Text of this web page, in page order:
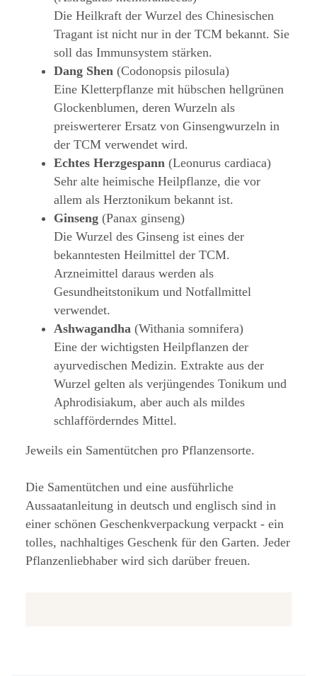
Die Heilkraft der Wurzel des Chinesischen
Tragant ist nicht nur in der TCM bekannt. Sie
soll das Immunsystem stärken.
Dang Shen (Codonopsis pilosula)
Eine Kletterpflanze mit hübschen hellgrünen
Glockenblumen, deren Wurzeln als
preiswerterer Ersatz von Ginsengwurzeln in
der TCM verwendet wird.
Echtes Herzgespann (Leonurus cardiaca)
Sehr alte heimische Heilpflanze, die vor
allem als Herztonikum bekannt ist.
Ginseng (Panax ginseng)
Die Wurzel des Ginseng ist eines der
bekanntesten Heilmittel der TCM.
Arzneimittel daraus werden als
Gesundheitstonikum und Notfallmittel
verwendet.
Ashwagandha (Withania somnifera)
Eine der wichtigsten Heilpflanzen der
ayurvedischen Medizin. Extrakte aus der
Wurzel gelten als verjüngendes Tonikum und
Aphrodisiakum, aber auch als mildes
schlafförderndes Mittel.
Jeweils ein Samentütchen pro Pflanzensorte.
Die Samentütchen und eine ausführliche
Aussaatanleitung in deutsch und englisch sind in
einer schönen Geschenkverpackung verpackt - ein
tolles, nachhaltiges Geschenk für den Garten. Jeder
Pflanzenliebhaber wird sich darüber freuen.